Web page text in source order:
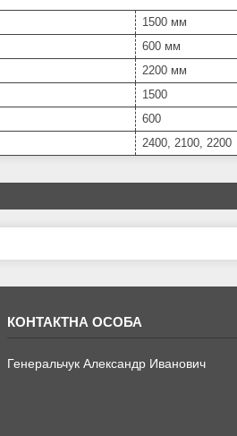
1500 мм
600 мм
2200 мм
1500
600
2400, 2100, 2200
Генеральчук Александр Иванович